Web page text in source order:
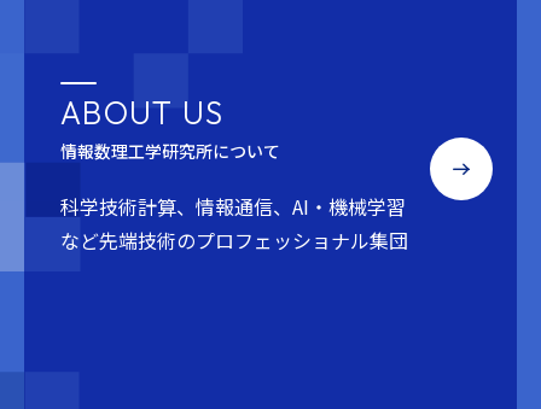
ABOUT US
情報数理工学研究所について
科学技術計算、情報通信、AI・機械学習
など先端技術のプロフェッショナル集団